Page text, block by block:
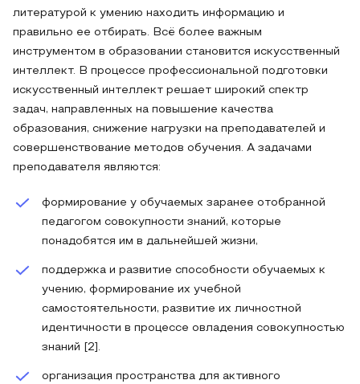
литературой к умению находить информацию и
правильно ее отбирать. Всё более важным
инструментом в образовании становится искусственный
интеллект. В процессе профессиональной подготовки
искусственный интеллект решает широкий спектр
задач, направленных на повышение качества
образования, снижение нагрузки на преподавателей и
совершенствование методов обучения. А задачами
преподавателя являются:
формирование у обучаемых заранее отобранной
педагогом совокупности знаний, которые
понадобятся им в дальнейшей жизни,
поддержка и развитие способности обучаемых к
учению, формирование их учебной
самостоятельности, развитие их личностной
идентичности в процессе овладения совокупностью
знаний [2].
организация пространства для активного